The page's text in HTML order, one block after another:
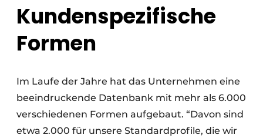
Kundenspezifische
Formen
Im Laufe der Jahre hat das Unternehmen eine
beeindruckende Datenbank mit mehr als 6.000
verschiedenen Formen aufgebaut. “Davon sind
etwa 2.000 für unsere Standardprofile, die wir